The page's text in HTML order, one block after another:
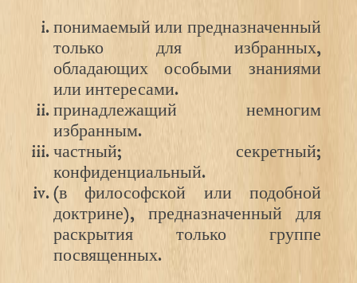
понимаемый или предназначенный
только для избранных,
обладающих особыми знаниями
или интересами.
принадлежащий немногим
избранным.
частный; секретный;
конфиденциальный.
(в философской или подобной
доктрине), предназначенный для
раскрытия только группе
посвященных.